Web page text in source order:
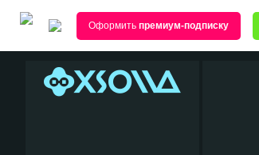
Оформить премиум-подписку